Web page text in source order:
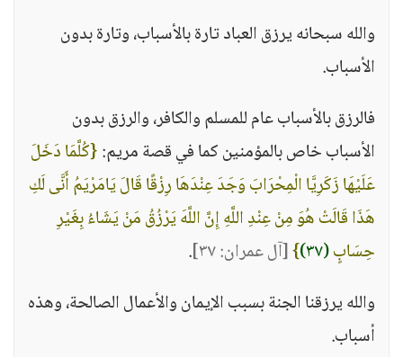
والله سبحانه يرزق العباد تارة بالأسباب، وتارة بدون
الأسباب.
فالرزق بالأسباب عام للمسلم والكافر، والرزق بدون
الأسباب خاص بالمؤمنين كما في قصة مريم:{كُلَّمَا دَخَلَ
عَلَيْهَا زَكَرِيَّا الْمِحْرَابَ وَجَدَ عِنْدَهَا رِزْقًا قَالَ يَامَرْيَمُ أَنَّى لَكِ
هَذَا قَالَتْ هُوَ مِنْ عِنْدِ اللَّهِ إِنَّ اللَّهَ يَرْزُقُ مَنْ يَشَاءُ بِغَيْرِ
حِسَابٍ(٣٧) }[آل عمران: ٣٧]
.
والله يرزقنا الجنة بسبب الإيمان والأعمال الصالحة، وهذه
أسباب.